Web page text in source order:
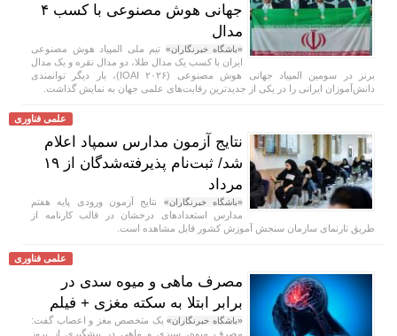
جهانی هوش مصنوعی با کسب ۴
مدال
«باشگاه خبرنگاران» تیم ملی المپیاد هوش مصنوعی
ایران با کسب یک مدال طلا، دو مدال نقره و یک مدال
برنز در سومین المپیاد جهانی هوش مصنوعی (IOAI ۲۰۲۶)، بار دیگر توانمندی
دانش‌آموزان ایرانی را در یکی از جدیدترین رقابت‌های علمی جهان به نمایش گذاشت.
علمی فناوری
نتایج آزمون مدارس سمپاد اعلام
شد/ ثبت‌نام پذیرفته‌شدگان از ۱۹
مرداد
«باشگاه خبرنگاران» نتایج آزمون ورودی پایه هفتم
مدارس استعداد‌های درخشان در قالب کارنامه از
طریق تارنمای سازمان سنجش آموزش کشور قابل مشاهده است.
علمی فناوری
مصرف ماهی و میوه سدی در
برابر ابتلا به سکته مغزی + فیلم
«باشگاه خبرنگاران»یک متخصص مغز و اعصاب گفت:
مصرف میوه، سبزی و ماهی در پیشگیری از بروز